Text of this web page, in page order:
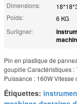
Dimensions:
Poids:
6 KG
Surligner:
Pin en plastique de
goupille Caractéristiques
Puissance : 160W Vitesse
Étiquettes: